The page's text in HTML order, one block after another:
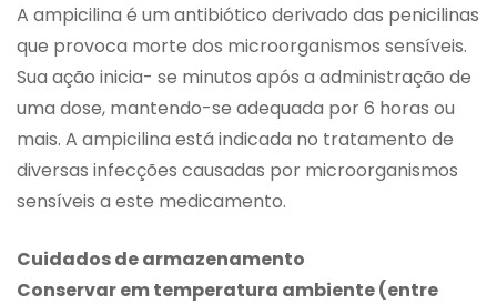
A ampicilina é um antibiótico derivado das penicilinas
que provoca morte dos microorganismos sensíveis.
Sua ação inicia- se minutos após a administração de
uma dose, mantendo-se adequada por 6 horas ou
mais. A ampicilina está indicada no tratamento de
diversas infecções causadas por microorganismos
sensíveis a este medicamento.
Cuidados de armazenamento
Conservar em temperatura ambiente (entre